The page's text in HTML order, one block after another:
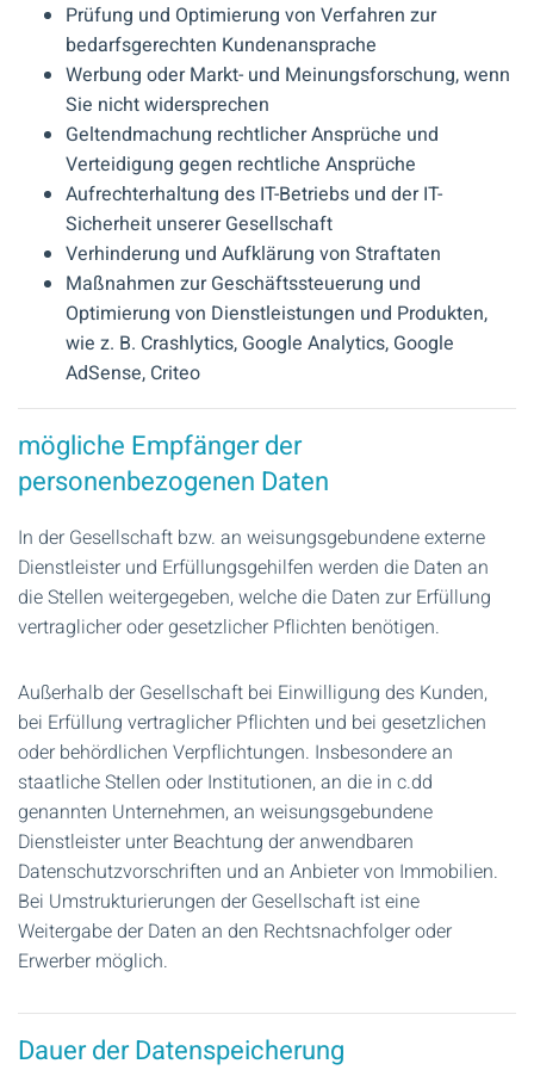
Prüfung und Optimierung von Verfahren zur
bedarfsgerechten Kundenansprache
Werbung oder Markt- und Meinungsforschung, wenn
Sie nicht widersprechen
Geltendmachung rechtlicher Ansprüche und
Verteidigung gegen rechtliche Ansprüche
Aufrechterhaltung des IT-Betriebs und der IT-
Sicherheit unserer Gesellschaft
Verhinderung und Aufklärung von Straftaten
Maßnahmen zur Geschäftssteuerung und
Optimierung von Dienstleistungen und Produkten,
wie z. B. Crashlytics, Google Analytics, Google
AdSense, Criteo
mögliche Empfänger der
personenbezogenen Daten
In der Gesellschaft bzw. an weisungsgebundene externe
Dienstleister und Erfüllungsgehilfen werden die Daten an
die Stellen weitergegeben, welche die Daten zur Erfüllung
vertraglicher oder gesetzlicher Pflichten benötigen.
Außerhalb der Gesellschaft bei Einwilligung des Kunden,
bei Erfüllung vertraglicher Pflichten und bei gesetzlichen
oder behördlichen Verpflichtungen. Insbesondere an
staatliche Stellen oder Institutionen, an die in c.dd
genannten Unternehmen, an weisungsgebundene
Dienstleister unter Beachtung der anwendbaren
Datenschutzvorschriften und an Anbieter von Immobilien.
Bei Umstrukturierungen der Gesellschaft ist eine
Weitergabe der Daten an den Rechtsnachfolger oder
Erwerber möglich.
Dauer der Datenspeicherung